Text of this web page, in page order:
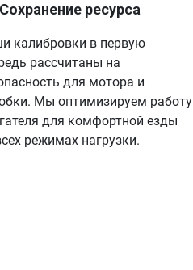
Сохранение ресурса
калибровки в первую
рассчитаны на
для мотора и
Мы оптимизируем работу
для комфортной езды
режимах нагрузки.